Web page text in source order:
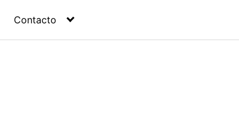
Contacto